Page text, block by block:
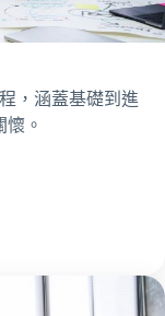
，涵蓋基礎到進
。